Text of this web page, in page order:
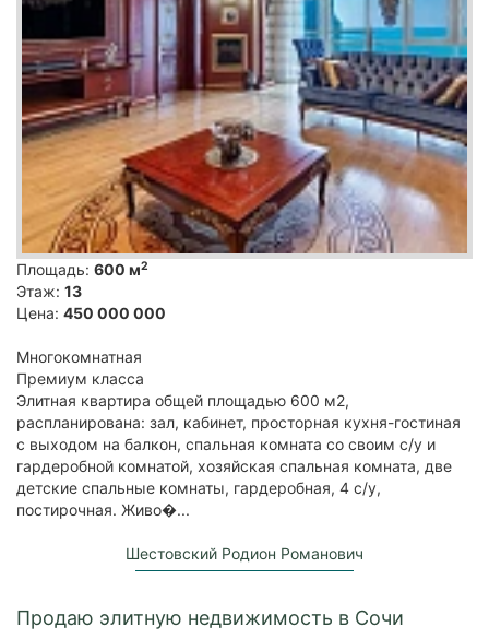
Площадь: 600 м2
Этаж: 13
Цена: 450 000 000
Многокомнатная
Премиум класса
Элитная квартира общей площадью 600 м2,
распланирована: зал, кабинет, просторная кухня-гостиная
с выходом на балкон, спальная комната со своим с/у и
гардеробной комнатой, хозяйская спальная комната, две
детские спальные комнаты, гардеробная, 4 с/у,
постирочная. Живо�...
Шестовский Родион Романович
Продаю элитную недвижимость в Сочи